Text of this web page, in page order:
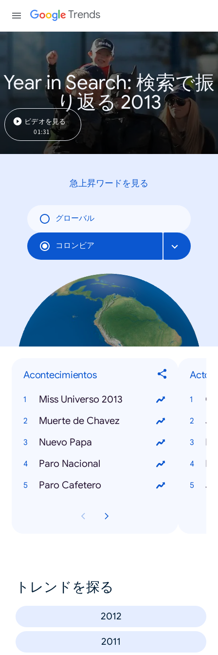
Trends
Year in Search: 検索で振
り返る 2013
ビデオを見る
01:31
急上昇ワードを見る
グローバル
コロンビア
Acontecimientos
Miss Universo 2013
Muerte de Chavez
Nuevo Papa
Paro Nacional
Paro Cafetero
トレンドを探る
2012
2011